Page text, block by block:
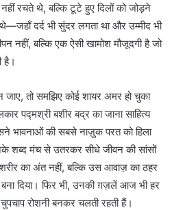
रचते थे, बल्कि टूटे हुए दिलों को जोड़ने
थे—जहाँ दर्द भी सुंदर लगता था और उम्मीद भी
नहीं, बल्कि एक ऐसी खामोश मौजूदगी है जो
है।
जाए, तो समझिए कोई शायर अमर हो चुका
पद्मश्री बशीर बद्र का जाना साहित्य
भावनाओं की सबसे नाज़ुक परत को हिला
शब्द मंच से उतरकर सीधे जीवन की सांसों
का अंत नहीं, बल्कि उस आवाज़ का ठहर
दिया। फिर भी, उनकी ग़ज़लें आज भी हर
रोशनी बनकर चलती रहती हैं।